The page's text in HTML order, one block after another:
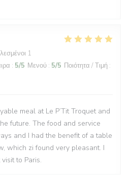
1
: 5/5 Μενού : 5/5 Ποιότητα / Τιμή :
meal at Le P’Tit Troquet and
future. The food and service
and I had the benefit of a table
which zi found very pleasant. I
to Paris.